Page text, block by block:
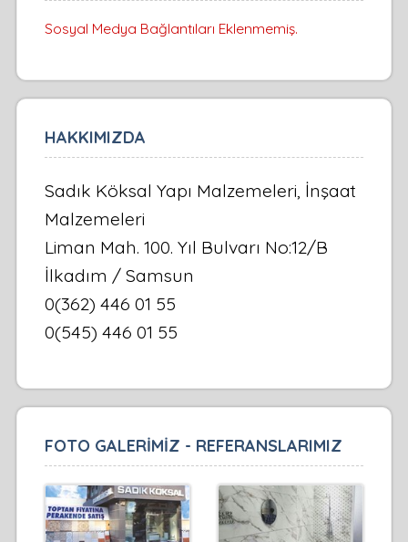
Sosyal Medya Bağlantıları Eklenmemiş.
HAKKIMIZDA
Sadık Köksal Yapı Malzemeleri, İnşaat
Malzemeleri
Liman Mah. 100. Yıl Bulvarı No:12/B
İlkadım / Samsun
0(362) 446 01 55
0(545) 446 01 55
FOTO GALERİMİZ - REFERANSLARIMIZ